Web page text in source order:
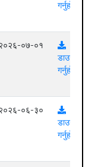
गर्नुहोस्
०७-०१
डाउनलोड
गर्नुहोस्
०६-३०
डाउनलोड
गर्नुहोस्